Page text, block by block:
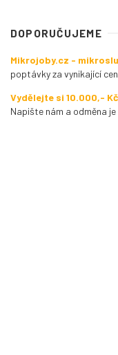
DOPORUČUJEME
Mikrojoby.cz -
poptávky za vynikající
Vydělejte si 10.000,- Kč
Napište nám a odměna je